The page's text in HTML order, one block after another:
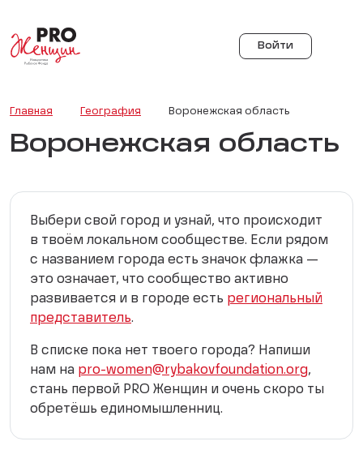
Войти
Главная География Воронежская область
Воронежская область
Выбери свой город и узнай, что происходит
в твоём локальном сообществе. Если рядом
с названием города есть значок флажка —
это означает, что сообщество активно
развивается и в городе есть региональный
представитель.
В списке пока нет твоего города? Напиши
нам на pro-women@rybakovfoundation.org,
стань первой PRO Женщин и очень скоро ты
обретёшь единомышленниц.